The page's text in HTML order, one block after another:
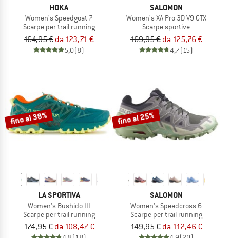
HOKA
Women's Speedgoat 7
Scarpe per trail running
164,95 € da 123,71 €
5,0(8)
SALOMON
Women's XA Pro 3D V9 GTX
Scarpe sportive
169,95 € da 125,76 €
4,7(15)
fino al 38%
LA SPORTIVA
Women's Bushido III
Scarpe per trail running
174,95 € da 108,47 €
fino al 25%
SALOMON
Women's Speedcross 6
Scarpe per trail running
149,95 € da 112,46 €